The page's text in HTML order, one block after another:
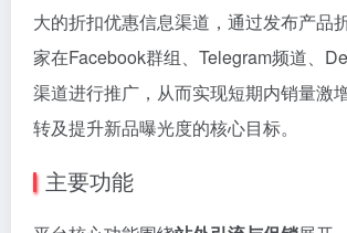
大的折扣优惠信息渠道，通过发布产品
家在Facebook群组、Telegram频道、
渠道进行推广，从而实现短期内销量激
转及提升新品曝光度的核心目标。
主要功能